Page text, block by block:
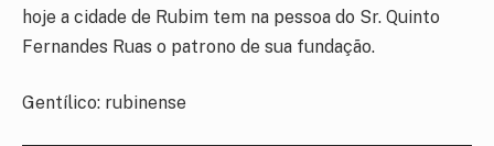
hoje a cidade de Rubim tem na pessoa do Sr. Quinto
Fernandes Ruas o patrono de sua fundação.
Gentílico: rubinense